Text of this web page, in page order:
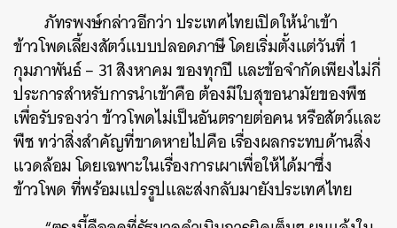
ภัทรพงษ์กล่าวอีกว่า ประเทศไทยเปิดให้นำเข้า
ข้าวโพดเลี้ยงสัตว์แบบปลอดภาษี โดยเริ่มตั้งแต่วันที่ 1
กุมภาพันธ์ – 31 สิงหาคม ของทุกปี และข้อจำกัดเพียงไม่กี่
ประการสำหรับการนำเข้าคือ ต้องมีใบสุขอนามัยของพืช
เพื่อรับรองว่า ข้าวโพดไม่เป็นอันตรายต่อคน หรือสัตว์และ
พืช ทว่าสิ่งสำคัญที่ขาดหายไปคือ เรื่องผลกระทบด้านสิ่ง
แวดล้อม โดยเฉพาะในเรื่องการเผาเพื่อให้ได้มาซึ่ง
ข้าวโพด ที่พร้อมแปรรูปและส่งกลับมายังประเทศไทย